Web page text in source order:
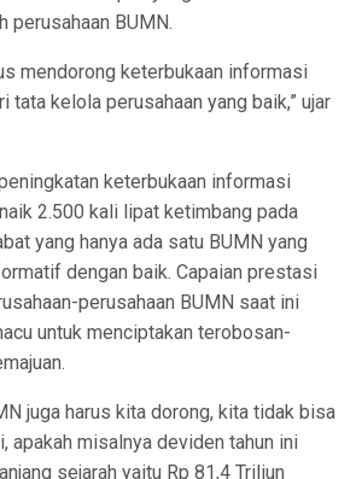
perusahaan BUMN.
mendorong keterbukaan informasi
tata kelola perusahaan yang baik,” ujar
keterbukaan informasi
2.500 kali lipat ketimbang pada
yang hanya ada satu BUMN yang
dengan baik. Capaian prestasi
perusahaan BUMN saat ini
untuk menciptakan terobosan-
juga harus kita dorong, kita tidak bisa
apakah misalnya deviden tahun ini
sejarah yaitu Rp 81,4 Triliun